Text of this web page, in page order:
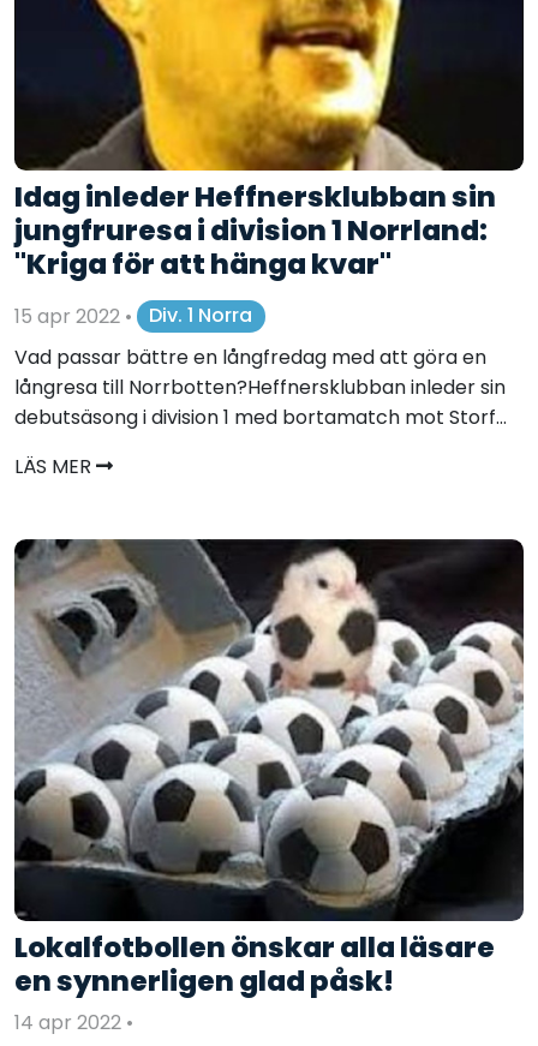
Idag inleder Heffnersklubban sin
jungfruresa i division 1 Norrland:
"Kriga för att hänga kvar"
15 apr 2022 •
Div. 1 Norra
Vad passar bättre en långfredag med att göra en
långresa till Norrbotten?Heffnersklubban inleder sin
debutsäsong i division 1 med bortamatch mot Storf...
LÄS MER
Lokalfotbollen önskar alla läsare
en synnerligen glad påsk!
14 apr 2022 •